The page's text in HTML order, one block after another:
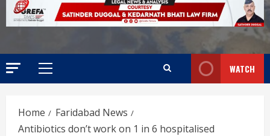
WATCH
Home
Faridabad News
Antibiotics don’t work on 1 in 6 hospitalised